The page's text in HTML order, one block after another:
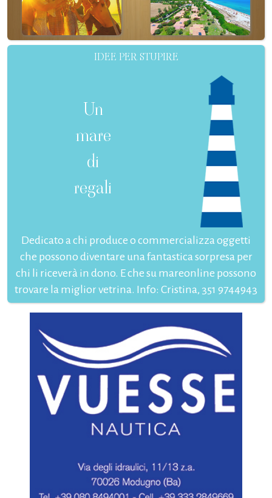
IDEE PER STUPIRE
Un
mare
di
regali
Dedicato a chi produce o commercializza oggetti
che possono diventare una fantastica sorpresa per
chi li riceverà in dono. E che su mareonline possono
trovare la miglior vetrina. Info: Cristina, 351 9744943